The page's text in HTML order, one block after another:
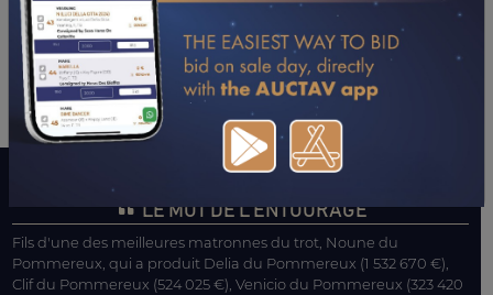
LE MOT DE L’ENTOURAGE
Fils d'une des meilleures matronnes du trot, Noune du
Pommereux, qui a produit Delia du Pommereux (1 532 670 €),
Clif du Pommereux (524 025 €), Venicio du Pommereux (323 420